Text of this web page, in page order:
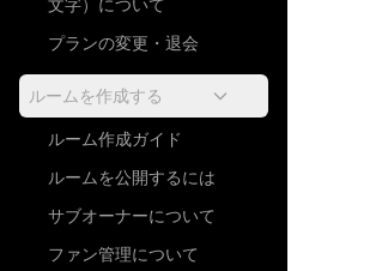
プランの変更・退会
ルームを作成する
ルーム作成ガイド
ルームを公開するには
サブオーナーについて
ファン管理について